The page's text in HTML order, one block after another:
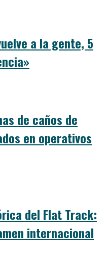
a la gente, 5
de caños de
en operativos
del Flat Track:
internacional